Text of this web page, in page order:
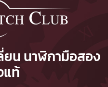
น นาฬิกามือสอง
แท้